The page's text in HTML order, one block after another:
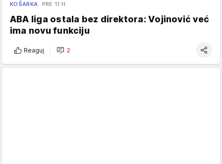
KOŠARKA PRE 11 H
ABA liga ostala bez direktora: Vojinović već
ima novu funkciju
Reaguj 2